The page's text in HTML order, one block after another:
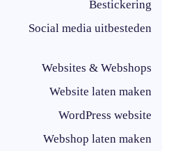
Bestickering
Social media uitbesteden
Websites & Webshops
Website laten maken
WordPress website
Webshop laten maken